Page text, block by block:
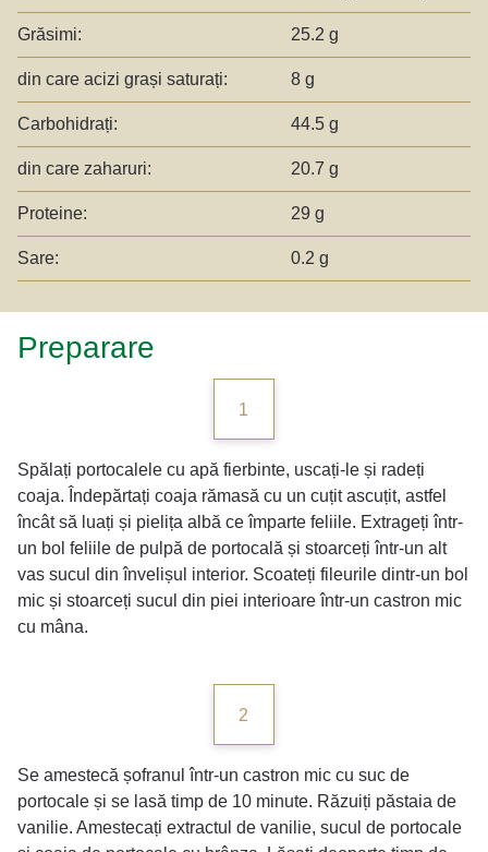
Grăsimi: 25.2 g
din care acizi grași saturați: 8 g
Carbohidrați: 44.5 g
din care zaharuri: 20.7 g
Proteine: 29 g
Sare: 0.2 g
Preparare
1
Spălați portocalele cu apă fierbinte, uscați-le și radeți
coaja. Îndepărtați coaja rămasă cu un cuțit ascuțit, astfel
încât să luați și pielița albă ce împarte feliile. Extrageți într-
un bol feliile de pulpă de portocală și stoarceți într-un alt
vas sucul din învelișul interior. Scoateți fileurile dintr-un bol
mic și stoarceți sucul din piei interioare într-un castron mic
cu mâna.
2
Se amestecă șofranul într-un castron mic cu suc de
portocale și se lasă timp de 10 minute. Răzuiți păstaia de
vanilie. Amestecați extractul de vanilie, sucul de portocale